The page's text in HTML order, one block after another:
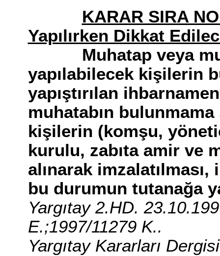
KARAR SIRA
Yapılırken Dikkat
Muhatap veya
yapılabilecek kişilerin
yapıştırılan
muhatabın
kişilerin (komşu,
kurulu, zabıta amir ve
alınarak
bu durumun tutanağa
Yargıtay 2.HD.
E.;1997/11279 K..
Yargıtay Kararları